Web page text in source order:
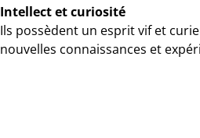
Intellect et curiosité
Ils possèdent un esprit vif et
nouvelles connaissances et